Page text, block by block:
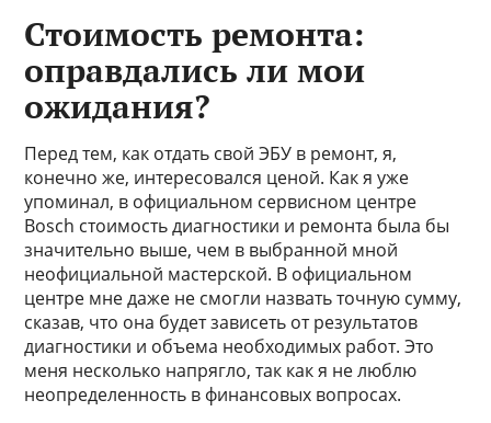
Стоимость ремонта:
оправдались ли мои
ожидания?
Перед тем, как отдать свой ЭБУ в ремонт, я,
конечно же, интересовался ценой. Как я уже
упоминал, в официальном сервисном центре
Bosch стоимость диагностики и ремонта была бы
значительно выше, чем в выбранной мной
неофициальной мастерской. В официальном
центре мне даже не смогли назвать точную сумму,
сказав, что она будет зависеть от результатов
диагностики и объема необходимых работ. Это
меня несколько напрягло, так как я не люблю
неопределенность в финансовых вопросах.